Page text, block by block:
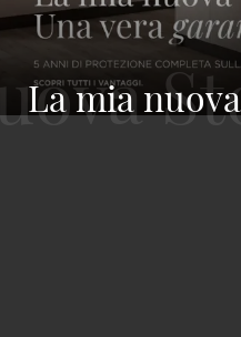
La mia